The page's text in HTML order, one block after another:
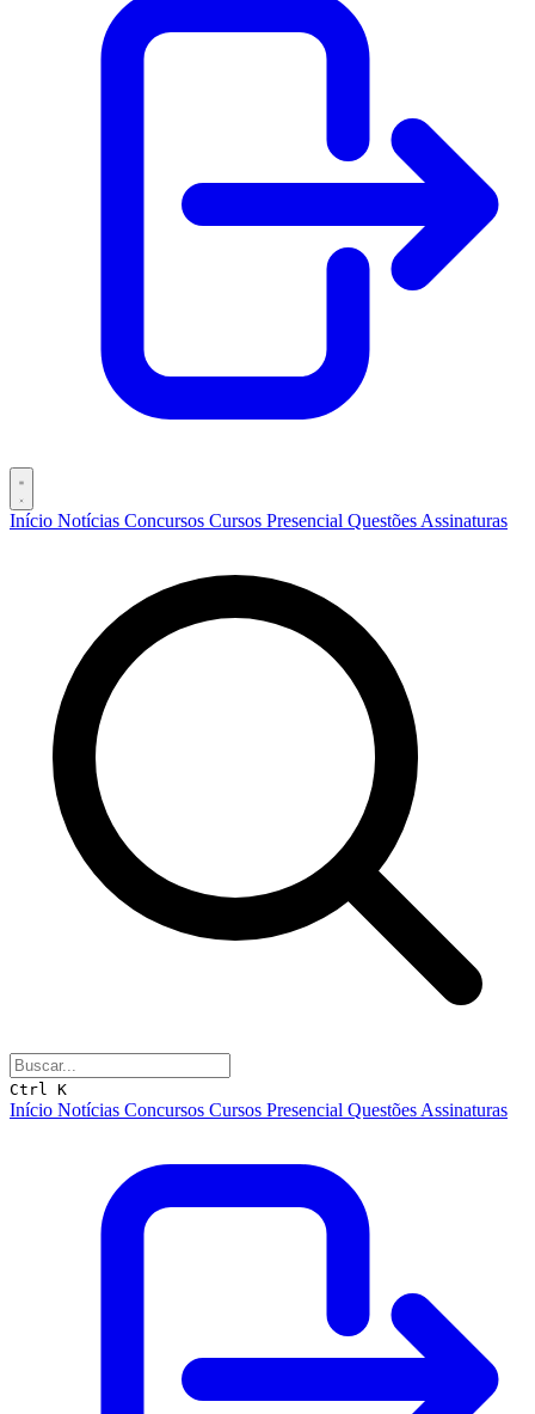
Início Notícias Concursos Cursos Presencial Questões Assinaturas
Ctrl K
Início Notícias Concursos Cursos Presencial Questões Assinaturas